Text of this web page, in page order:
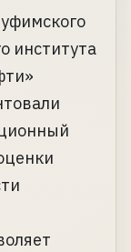
института